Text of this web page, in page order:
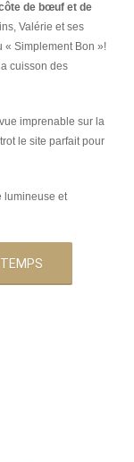
de bœuf et de
Valérie et ses
« Simplement Bon »!
cuisson des
imprenable sur la
le site parfait pour
lumineuse et